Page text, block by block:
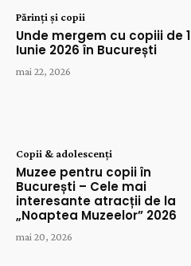
Părinți și copii
Unde mergem cu copiii de 1
Iunie 2026 în București
mai 22, 2026
Copii & adolescenți
Muzee pentru copii în
București – Cele mai
interesante atracții de la
„Noaptea Muzeelor” 2026
mai 20, 2026